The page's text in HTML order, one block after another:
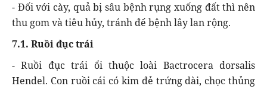
- Đối với cày, quả bị sâu bệnh rụng xuống đất thì nên
thu gom và tiêu hủy, tránh để bệnh lây lan rộng.
7.1. Ruồi đục trái
- Ruồi đục trái ổi thuộc loài Bactrocera dorsalis
Hendel. Con ruồi cái có kim đẻ trứng dài, chọc thủng